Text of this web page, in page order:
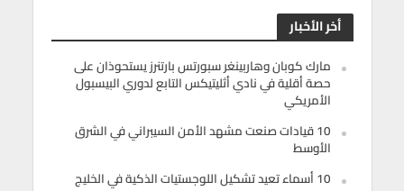
أخر الأخبار
مارك كوبان وهاربينغر سبورتس بارتنرز يستحوذان على
حصة أقلية في نادي أثليتيكس التابع لدوري البيسبول
الأمريكي
10 قيادات صنعت مشهد الأمن السيبراني في الشرق
الأوسط
10 أسماء تعيد تشكيل اللوجستيات الذكية في الخليج